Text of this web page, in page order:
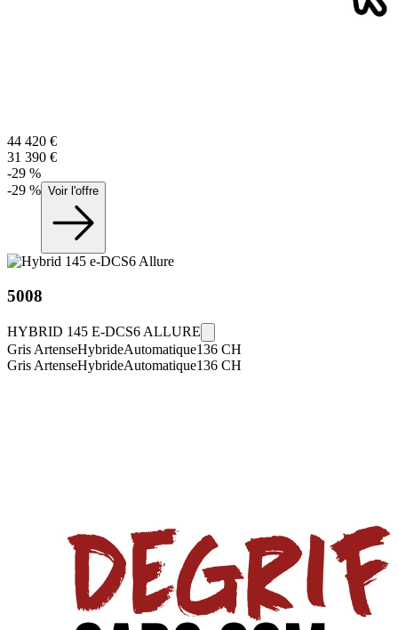
44 420 €
31 390 €
-29 %
-29 % Voir l'offre
5008
HYBRID 145 E-DCS6 ALLURE
Gris ArtenseHybrideAutomatique136 CH
Gris ArtenseHybrideAutomatique136 CH